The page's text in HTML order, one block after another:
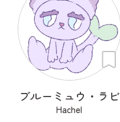
ブルーミュウ・ラビ
Hachel